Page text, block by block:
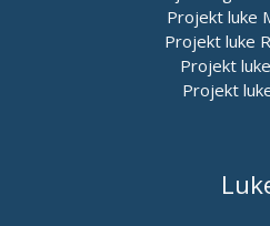
Projekt luke
Projekt luke
Projekt
Projekt